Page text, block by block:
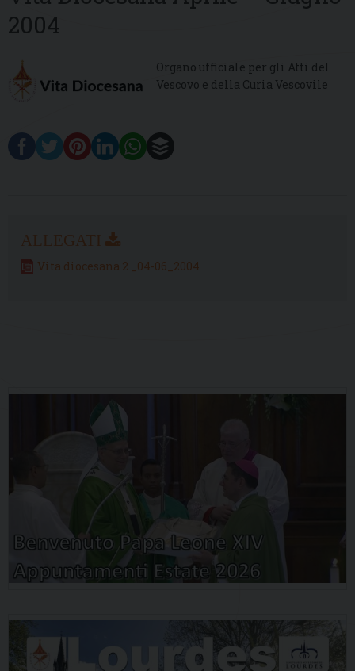
2004
Organo ufficiale per gli Atti del
Vescovo e della Curia Vescovile
Vita diocesana 2 _04-06_2004